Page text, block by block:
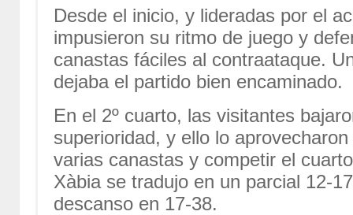
Desde el inicio, y lideradas por el
impusieron su ritmo de juego y
canastas fáciles al contraataque.
dejaba el partido bien encaminado.
En el 2º cuarto, las visitantes
superioridad, y ello lo
varias canastas y competir el
Xàbia se tradujo en un parcial 12-
descanso en 17-38.